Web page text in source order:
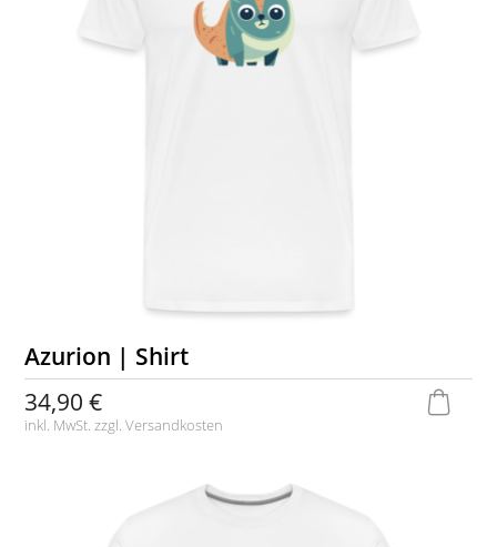
Azurion | Shirt
34,90 €
inkl. MwSt. zzgl.Versandkosten